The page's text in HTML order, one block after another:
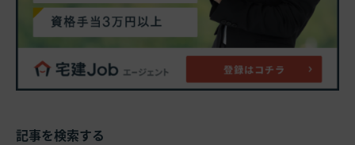
記事を検索する